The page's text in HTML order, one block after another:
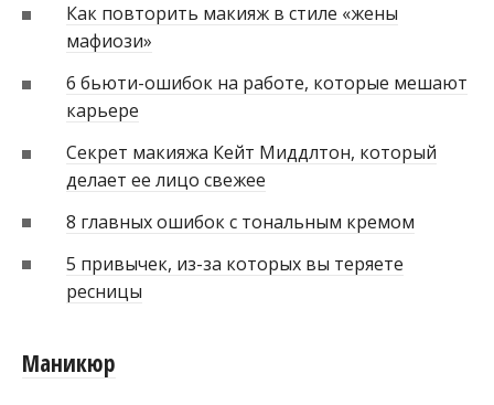
Как повторить макияж в стиле «жены
мафиози»
6 бьюти-ошибок на работе, которые мешают
карьере
Секрет макияжа Кейт Миддлтон, который
делает ее лицо свежее
8 главных ошибок с тональным кремом
5 привычек, из-за которых вы теряете
ресницы
Маникюр